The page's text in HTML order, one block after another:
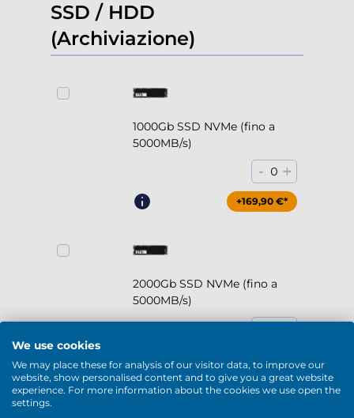
SSD / HDD
(Archiviazione)
1000Gb SSD NVMe (fino a
5000MB/s)
- 0 +
+169,90 €*
2000Gb SSD NVMe (fino a
5000MB/s)
+294,90 €*
We use cookies
We may place these for analysis of our visitor data, to improve our
website, show personalised content and to give you a great website
experience. For more information about the cookies we use open the
settings.